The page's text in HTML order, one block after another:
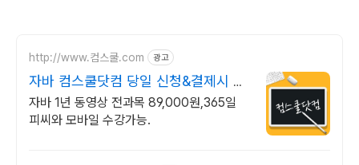
http://www.컴스쿨.com 광고
자바 컴스쿨닷컴 당일 신청&결제시 기
프티콘!
자바 1년 동영상 전과목 89,000원,365일
피씨와 모바일 수강가능.